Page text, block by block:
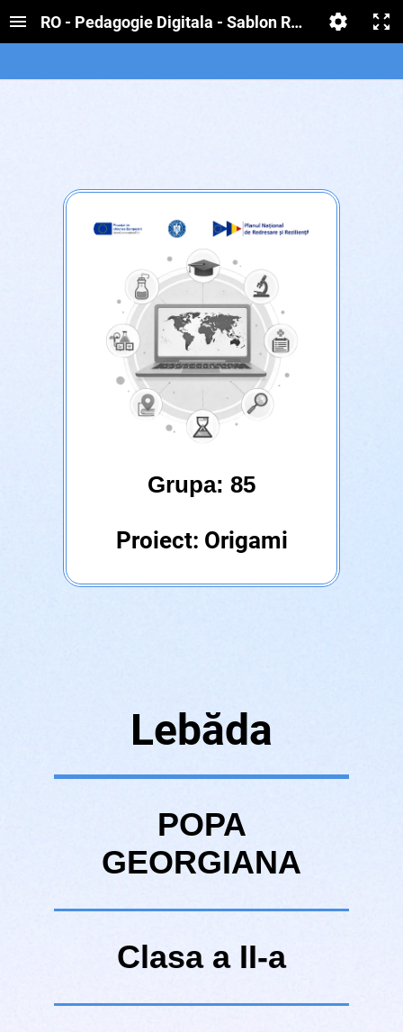
RO - Pedagogie Digitala - Sablon RED - Claritate
Grupa: 85
Proiect: Origami
Lebăda
POPA
GEORGIANA
Clasa a II-a